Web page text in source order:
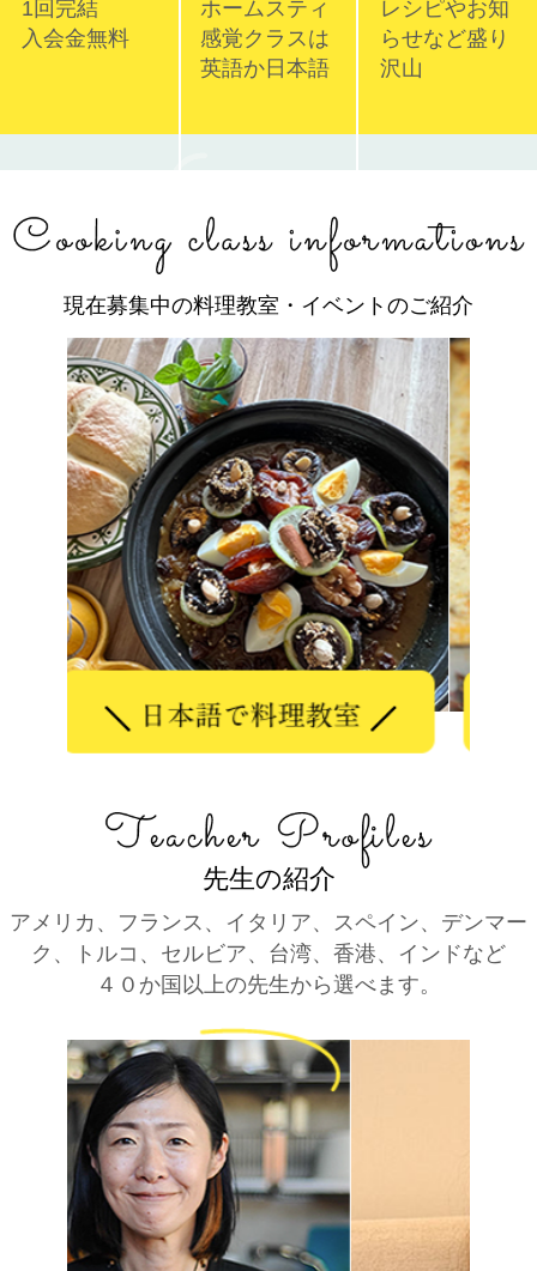
1回完結
入会金無料
ホームスティ
感覚クラスは
英語か日本語
レシピやお知
らせなど盛り
沢山
現在募集中の料理教室・イベントのご紹介
先生の紹介
アメリカ、フランス、イタリア、スペイン、デンマー
ク、トルコ、セルビア、台湾、香港、インドなど
４０か国以上の先生から選べます。 ​